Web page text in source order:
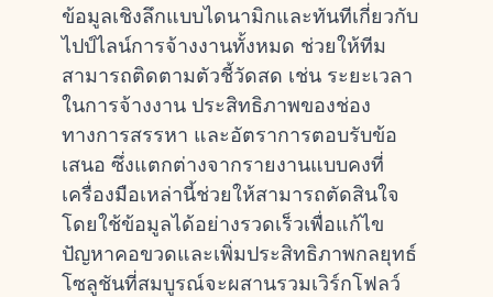
ข้อมูลเชิงลึกแบบไดนามิกและทันทีเกี่ยวกับ
ไปป์ไลน์การจ้างงานทั้งหมด ช่วยให้ทีม
สามารถติดตามตัวชี้วัดสด เช่น ระยะเวลา
ในการจ้างงาน ประสิทธิภาพของช่อง
ทางการสรรหา และอัตราการตอบรับข้อ
เสนอ ซึ่งแตกต่างจากรายงานแบบคงที่
เครื่องมือเหล่านี้ช่วยให้สามารถตัดสินใจ
โดยใช้ข้อมูลได้อย่างรวดเร็วเพื่อแก้ไข
ปัญหาคอขวดและเพิ่มประสิทธิภาพกลยุทธ์
โซลูชันที่สมบูรณ์จะผสานรวมเวิร์กโฟลว์